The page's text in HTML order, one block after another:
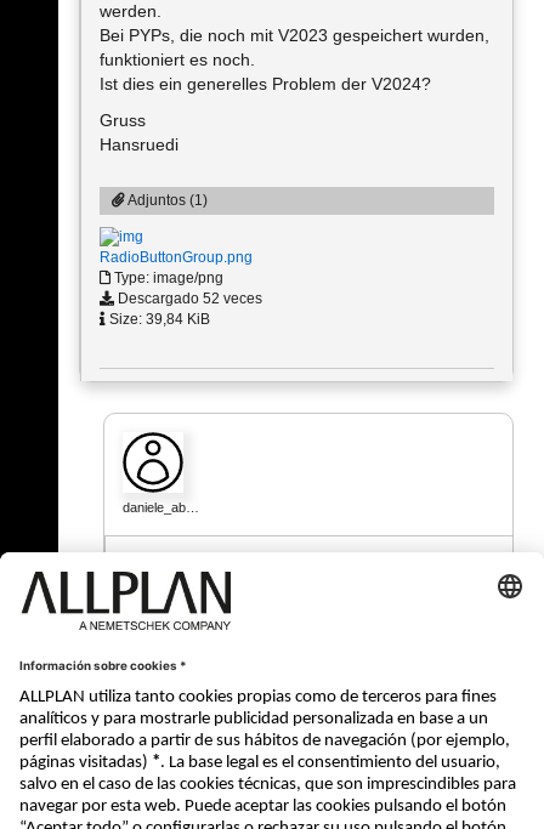
werden.
Bei PYPs, die noch mit V2023 gespeichert wurden,
funktioniert es noch.
Ist dies ein generelles Problem der V2024?
Gruss
Hansruedi
Adjuntos (1)
RadioButtonGroup.png
Type: image/png
Descargado 52 veces
Size: 39,84 KiB
daniele_ab…
18.10.2024 - 07:45
I had the same issue, I hope that they'll fix it